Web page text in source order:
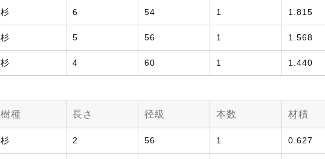
杉 6 54 1 1.815
杉 5 56 1 1.568
杉 4 60 1 1.440
樹種 長さ 径級 本数 材積
杉 2 56 1 0.627